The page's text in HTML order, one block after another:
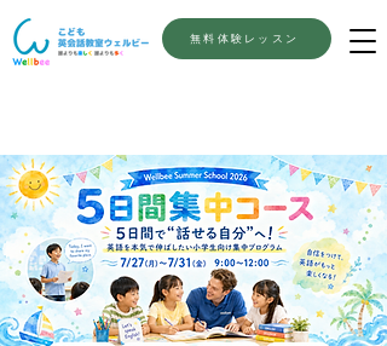
無料体験レッスン